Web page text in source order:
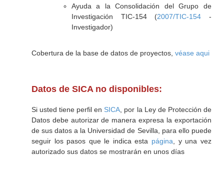
Ayuda a la Consolidación del Grupo de
Investigación TIC-154 (2007/TIC-154 -
Investigador)
Cobertura de la base de datos de proyectos, véase aqui
Datos de SICA no disponibles:
Si usted tiene perfil en SICA , por la Ley de Protección de
Datos debe autorizar de manera expresa la exportación
de sus datos a la Universidad de Sevilla, para ello puede
seguir los pasos que le indica esta página , y una vez
autorizado sus datos se mostrarán en unos días